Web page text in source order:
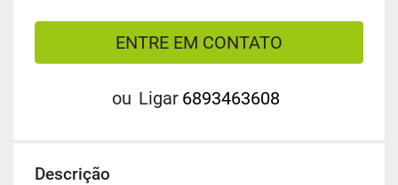
ENTRE EM CONTATO
ou Ligar 6893463608
Descrição